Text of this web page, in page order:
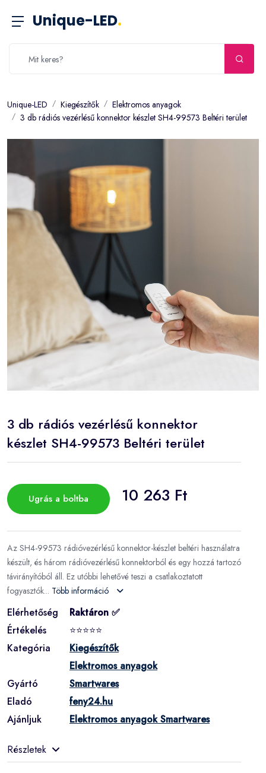
Unique-LED.
Unique-LED Kiegészítők
Elektromos anyagok
3 db rádiós vezérlésű konnektor készlet SH4-99573 Beltéri terület
3 db rádiós vezérlésű konnektor
készlet SH4-99573 Beltéri terület
Ugrás a boltba 10 263 Ft
Az SH4-99573 rádióvezérlésű konnektor-készlet beltéri használatra
készült, és három rádióvezérlésű konnektorból és egy hozzá tartozó
távirányítóból áll. Ez utóbbi lehetővé teszi a csatlakoztatott
fogyasztók... Több információ
Elérhetőség
Raktáron ✅
Értékelés
⭐⭐⭐⭐⭐
Kategória
Kiegészítők
Elektromos anyagok
Gyártó
Smartwares
Eladó
feny24.hu
Ajánljuk
Elektromos anyagok Smartwares
Részletek